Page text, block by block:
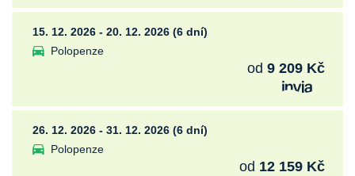
15. 12. 2026 - 20. 12. 2026 (6 dní)
Polopenze
od 9 209 Kč
26. 12. 2026 - 31. 12. 2026 (6 dní)
Polopenze
od 12 159 Kč